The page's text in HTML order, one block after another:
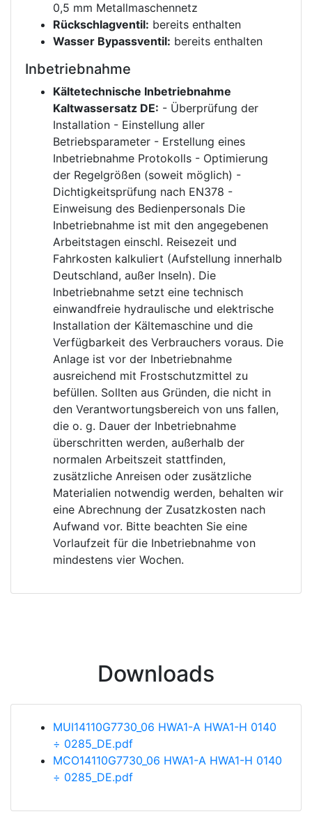
0,5 mm Metallmaschennetz
Rückschlagventil: bereits enthalten
Wasser Bypassventil: bereits enthalten
Inbetriebnahme
Kältetechnische Inbetriebnahme
Kaltwassersatz DE: - Überprüfung der
Installation - Einstellung aller
Betriebsparameter - Erstellung eines
Inbetriebnahme Protokolls - Optimierung
der Regelgrößen (soweit möglich) -
Dichtigkeitsprüfung nach EN378 -
Einweisung des Bedienpersonals Die
Inbetriebnahme ist mit den angegebenen
Arbeitstagen einschl. Reisezeit und
Fahrkosten kalkuliert (Aufstellung innerhalb
Deutschland, außer Inseln). Die
Inbetriebnahme setzt eine technisch
einwandfreie hydraulische und elektrische
Installation der Kältemaschine und die
Verfügbarkeit des Verbrauchers voraus. Die
Anlage ist vor der Inbetriebnahme
ausreichend mit Frostschutzmittel zu
befüllen. Sollten aus Gründen, die nicht in
den Verantwortungsbereich von uns fallen,
die o. g. Dauer der Inbetriebnahme
überschritten werden, außerhalb der
normalen Arbeitszeit stattfinden,
zusätzliche Anreisen oder zusätzliche
Materialien notwendig werden, behalten wir
eine Abrechnung der Zusatzkosten nach
Aufwand vor. Bitte beachten Sie eine
Vorlaufzeit für die Inbetriebnahme von
mindestens vier Wochen.
Downloads
MUI14110G7730_06 HWA1-A HWA1-H 0140
÷ 0285_DE.pdf
MCO14110G7730_06 HWA1-A HWA1-H 0140
÷ 0285_DE.pdf